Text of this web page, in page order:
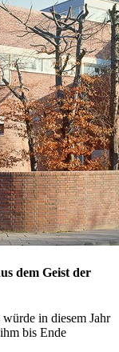
dem Geist der
in diesem Jahr
bis Ende